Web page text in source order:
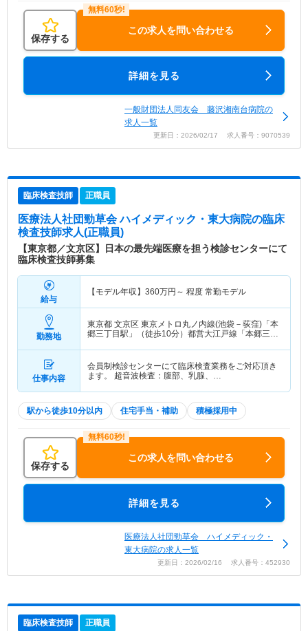
保存する
この求人を問い合わせる
詳細を見る
一般財団法人同友会 藤沢湘南台病院の
求人一覧
更新日：2026/02/17 求人番号：9070539
臨床検査技師 正職員
医療法人社団勁草会 ハイメディック・東大病院の臨床
検査技師求人(正職員)
【東京都／文京区】日本の最先端医療を担う検診センターにて
臨床検査技師募集
給与
【モデル年収】 360万円～ 程度 常勤モデル
勤務地
東京都 文京区 東京メトロ丸ノ内線(池袋－荻窪)「本
郷三丁目駅」（徒歩10分）都営大江戸線「本郷三丁
仕事内容
会員制検診センターにて臨床検査業務をご対応頂き
ます。 超音波検査：腹部、乳腺、…
駅から徒歩10分以内 住宅手当・補助 積極採用中
保存する
この求人を問い合わせる
詳細を見る
医療法人社団勁草会 ハイメディック・
東大病院の求人一覧
更新日：2026/02/16 求人番号：452930
臨床検査技師 正職員